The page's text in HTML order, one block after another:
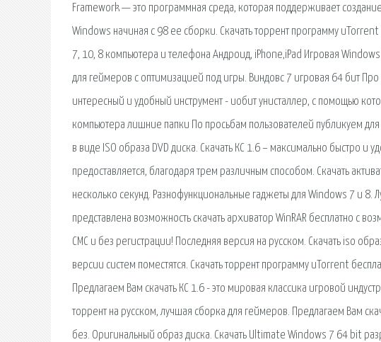
Framework — это программная среда, которая поддерживает
Windows начиная с 98 ее сборки. Скачать торрент программу
7, 10, 8 компьютера и телефона Андроид, iPhone,iPad Игровая
для геймеров с оптимизацией под игры. Виндовс 7 игровая 64 бит
интересный и удобный инструмент - иобит унисталлер, с помощью
компьютера лишние папки По просьбам пользователей публикуем
в виде ISO образа DVD диска. Скачать КС 1.6 – максимально быстро
предоставляется, благодаря трем различным способом. Скачать
несколько секунд. Разнофункциональные гаджеты для Windows 7 и 8.
представлена возможность скачать архиватор WinRAR бесплатно с
СМС и без регистрации! Последняя версия на русском. Скачать iso
версии систем поместятся. Скачать торрент программу uTorrent
Предлагаем Вам скачать КС 1.6 - это мировая классика игровой
торрент на русском, лучшая сборка для геймеров. Предлагаем Вам
без. Оригинальный образ диска. Скачать Ultimate Windows 7 64 bit